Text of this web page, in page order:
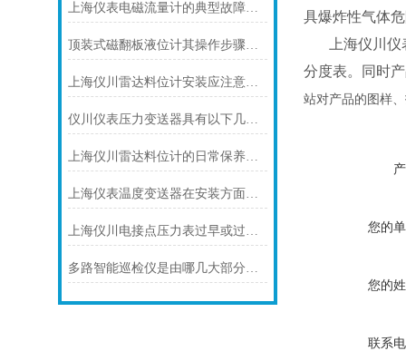
上海仪表电磁流量计的典型故障诊断及处理方法
顶装式磁翻板液位计其操作步骤可分为四个阶段
上海仪川雷达料位计安装应注意的7个问题
仪川仪表压力变送器具有以下几大技术特点
上海仪川雷达料位计的日常保养需围绕以下几点
上海仪表温度变送器在安装方面有什么要领
上海仪川电接点压力表过早或过晚发生信号
多路智能巡检仪是由哪几大部分组成的呢？
具爆炸性气体
上海仪川
分度表。同时
站对产品的图样
您的
您的
联系